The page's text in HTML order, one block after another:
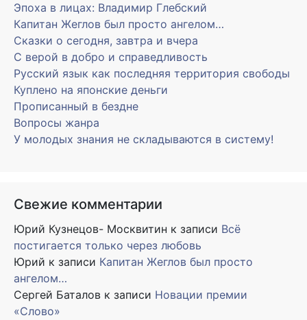
Эпоха в лицах: Владимир Глебский
Капитан Жеглов был просто ангелом…
Сказки о сегодня, завтра и вчера
С верой в добро и справедливость
Русский язык как последняя территория свободы
Куплено на японские деньги
Прописанный в бездне
Вопросы жанра
У молодых знания не складываются в систему!
Свежие комментарии
Юрий Кузнецов- Москвитин к записи Всё
постигается только через любовь
Юрий к записи Капитан Жеглов был просто
ангелом…
Сергей Баталов к записи Новации премии
«Слово»